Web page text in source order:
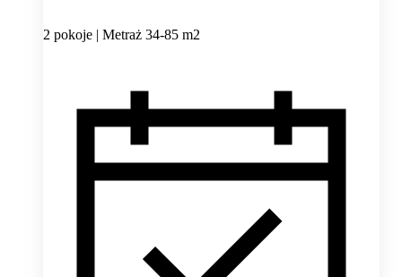
2 pokoje | Metraż 34-85 m2